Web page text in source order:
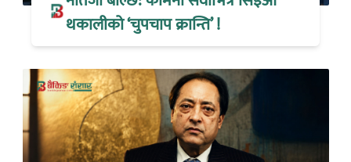
थकालीको ‘चुपचाप क्रान्ति’ !